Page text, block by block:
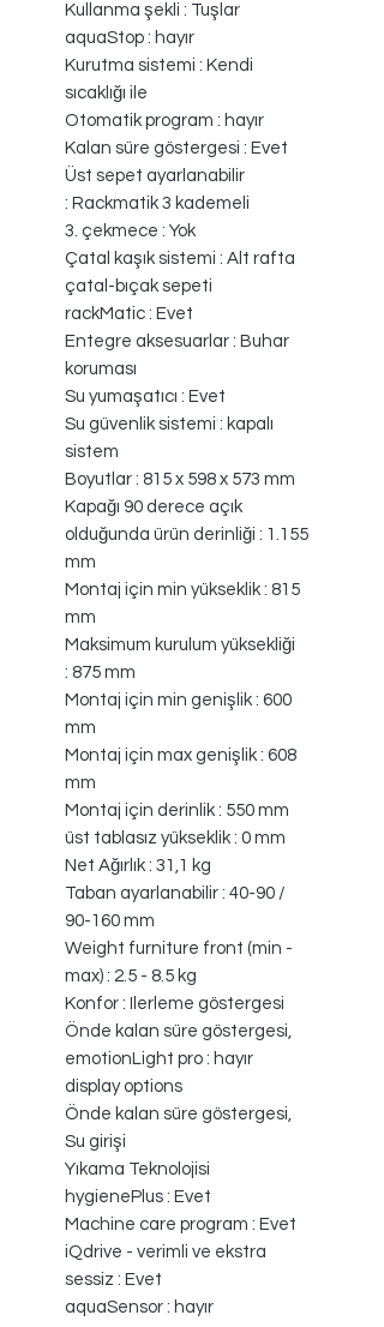
Kullanma şekli : Tuşlar
aquaStop : hayır
Kurutma sistemi : Kendi
sıcaklığı ile
Otomatik program : hayır
Kalan süre göstergesi : Evet
Üst sepet ayarlanabilir
: Rackmatik 3 kademeli
3. çekmece : Yok
Çatal kaşık sistemi : Alt rafta
çatal-bıçak sepeti
rackMatic : Evet
Entegre aksesuarlar : Buhar
koruması
Su yumaşatıcı : Evet
Su güvenlik sistemi : kapalı
sistem
Boyutlar : 815 x 598 x 573 mm
Kapağı 90 derece açık
olduğunda ürün derinliği : 1.155
mm
Montaj için min yükseklik : 815
mm
Maksimum kurulum yüksekliği
: 875 mm
Montaj için min genişlik : 600
mm
Montaj için max genişlik : 608
mm
Montaj için derinlik : 550 mm
üst tablasız yükseklik : 0 mm
Net Ağırlık : 31,1 kg
Taban ayarlanabilir : 40-90 /
90-160 mm
Weight furniture front (min -
max) : 2.5 - 8.5 kg
Konfor : Ilerleme göstergesi
Önde kalan süre göstergesi,
emotionLight pro : hayır
display options
Önde kalan süre göstergesi,
Su girişi
Yıkama Teknolojisi
hygienePlus : Evet
Machine care program : Evet
iQdrive - verimli ve ekstra
sessiz : Evet
aquaSensor : hayır